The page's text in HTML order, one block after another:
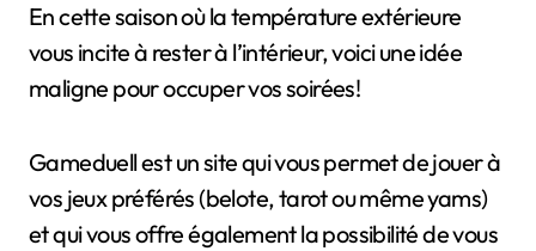
En cette saison où la température extérieure
vous incite à rester à l’intérieur, voici une idée
maligne pour occuper vos soirées!
Gameduell est un site qui vous permet de jouer à
vos jeux préférés (belote, tarot ou même yams)
et qui vous offre également la possibilité de vous